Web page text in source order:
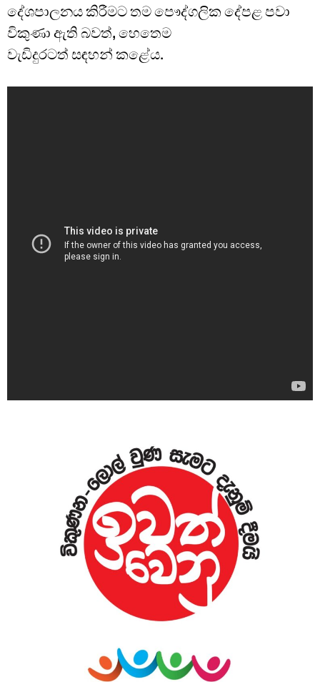
දේශපාලනය කිරීමට තම පෞද්ගලික දේපළ පවා
විකුණා ඇති බවත්, හෙතෙම
වැඩිදුරටත් සඳහන් කළේය.